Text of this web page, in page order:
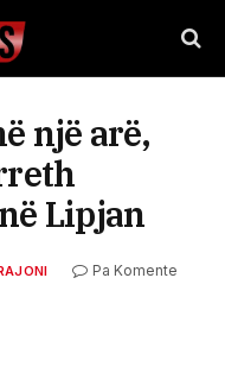
një arë,
Lipjan
Pa Komente